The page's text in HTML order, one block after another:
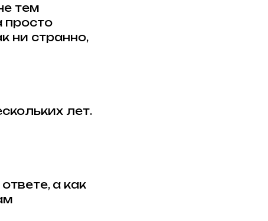
тем
просто
ни странно,
лет.
а как